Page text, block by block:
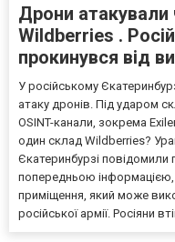
Дрони атакували
Wildberries .
прокинувся від
У російському
атаку дронів. Під ударом
OSINT-канали, зокрема
один склад Wildberries?
Єкатеринбурзі повідомили
попередньою
приміщення, який може
російської армії. Росіяни